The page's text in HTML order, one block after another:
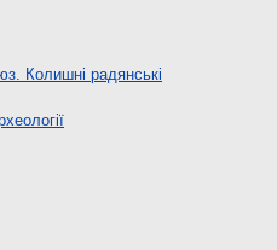
Колишні радянські